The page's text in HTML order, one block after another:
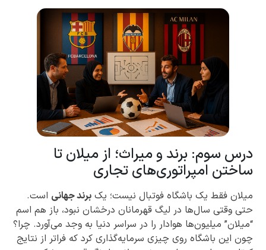
درس سوم: برند و میراث؛ از میلان تا
ساختن امپراتوری‌های تجاری
میلان فقط یک باشگاه فوتبال نیست؛ یک برند جهانی است.
حتی وقتی سال‌ها در لیگ قهرمانان درخشان نبود، باز هم اسم
“میلان” میلیون‌ها هوادار را در سراسر دنیا به وجد می‌آورد. چرا؟
چون این باشگاه روی چیزی سرمایه‌گذاری کرد که فراتر از نتایج